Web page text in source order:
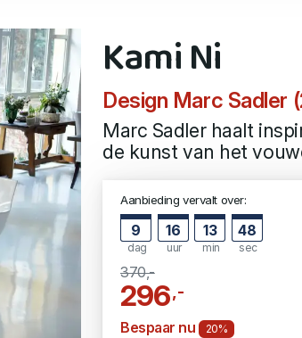
Kami Ni
Design Marc Sadler
Marc Sadler haalt
de kunst van het
Aanbieding vervalt over:
9
dag
16
uur
13
min
47
sec
370,-
296,-
Bespaar nu 20%